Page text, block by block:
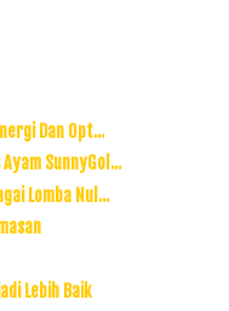
Dan Opt...
SunnyGol...
Lomba Nul...
Lebih Baik